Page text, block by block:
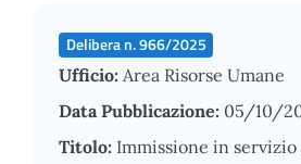
Delibera n. 966/2025
Ufficio: Area Risorse Umane
Data Pubblicazione: 05/10/
Titolo: Immissione in servizio